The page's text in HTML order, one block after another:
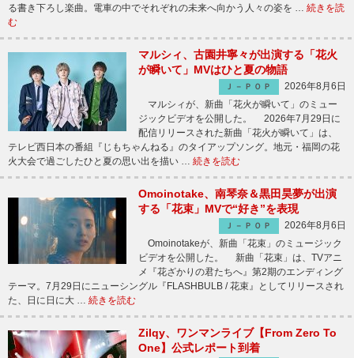
る書き下ろし楽曲。電車の中でそれぞれの未来へ向かう人々の姿を … 続きを読
む
マルシィ、古園井寧々が出演する「花火
が瞬いて」MVはひと夏の物語
Ｊ－ＰＯＰ
2026年8月6日
マルシィが、新曲「花火が瞬いて」のミュー
ジックビデオを公開した。 2026年7月29日に
配信リリースされた新曲「花火が瞬いて」は、
テレビ西日本の番組『じもちゃんねる』のタイアップソング。地元・福岡の花
火大会で過ごしたひと夏の思い出を描い … 続きを読む
Omoinotake、南琴奈＆黒田昊夢が出演
する「花束」MVで“好き”を表現
Ｊ－ＰＯＰ
2026年8月6日
Omoinotakeが、新曲「花束」のミュージック
ビデオを公開した。 新曲「花束」は、TVアニ
メ『花ざかりの君たちへ』第2期のエンディング
テーマ。7月29日にニューシングル『FLASHBULB / 花束』としてリリースされ
た、日に日に大 … 続きを読む
Zilqy、ワンマンライブ【From Zero To
One】公式レポート到着